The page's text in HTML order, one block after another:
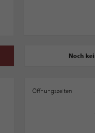
Noch
Öffnungszeiten